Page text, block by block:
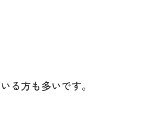
る方も多いです。